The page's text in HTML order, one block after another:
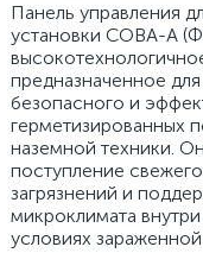
Панель управления
установки СОВА-А
предназначенное
безопасного и
герметизированных
наземной техники.
поступление
загрязнений и
микроклимата
условиях